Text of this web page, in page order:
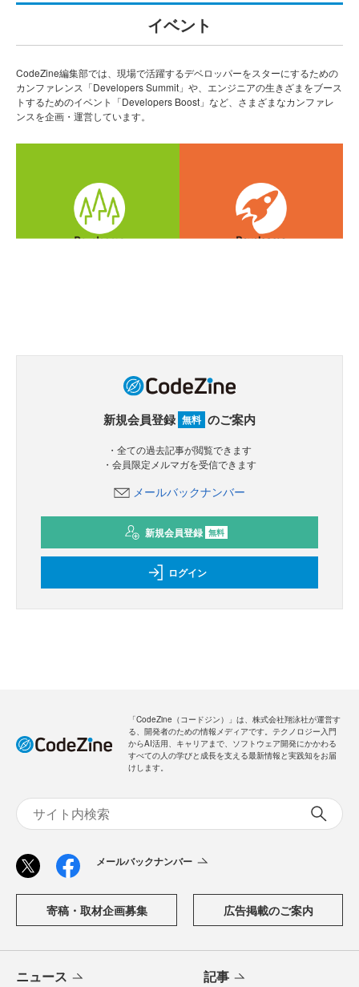
イベント
CodeZine編集部では、現場で活躍するデベロッパーをスターにするための
カンファレンス「Developers Summit」や、エンジニアの生きざまをブース
トするためのイベント「Developers Boost」など、さまざまなカンファレ
ンスを企画・運営しています。
新規会員登録 無料 のご案内
・全ての過去記事が閲覧できます
・会員限定メルマガを受信できます
メールバックナンバー
新規会員登録 無料
ログイン
「CodeZine（コードジン）」は、株式会社翔泳社が運営す
る、開発者のための情報メディアです。テクノロジー入門
からAI活用、キャリアまで、ソフトウェア開発にかかわる
すべての人の学びと成長を支える最新情報と実践知をお届
けします。
メールバックナンバー
寄稿・取材企画募集 広告掲載のご案内
ニュース 記事